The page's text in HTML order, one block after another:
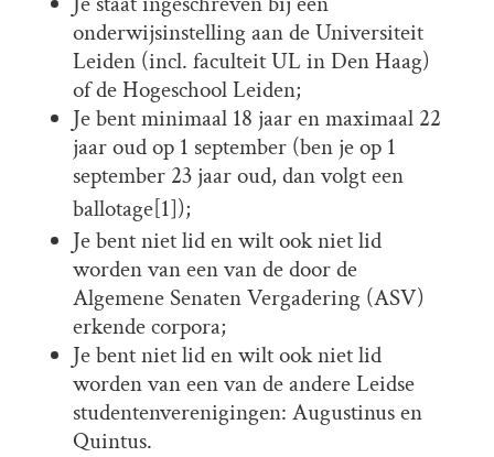
onderwijsinstelling aan de Universiteit
Leiden (incl. faculteit UL in Den Haag)
of de Hogeschool Leiden;
Je bent minimaal 18 jaar en maximaal 22
jaar oud op 1 september (ben je op 1
september 23 jaar oud, dan volgt een
ballotage[1]);
Je bent niet lid en wilt ook niet lid
worden van een van de door de
Algemene Senaten Vergadering (ASV)
erkende corpora;
Je bent niet lid en wilt ook niet lid
worden van een van de andere Leidse
studentenverenigingen: Augustinus en
Quintus.